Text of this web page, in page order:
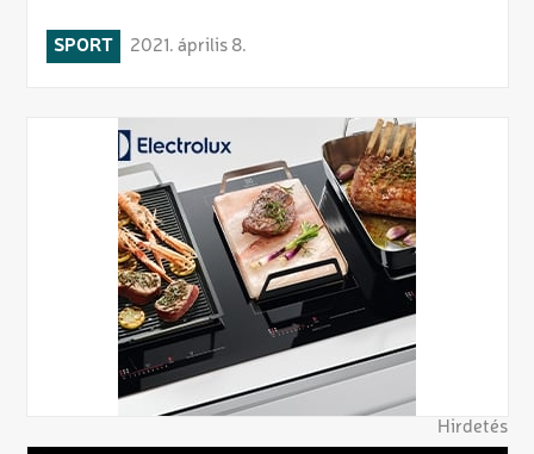
SPORT 2021. április 8.
Hirdetés